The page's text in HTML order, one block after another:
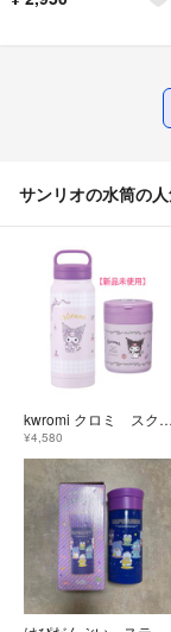
サンリオの水筒の
kwromi クロミ スクリューマグボトル・デリカポット2点セット【新品未使用】
¥4,580